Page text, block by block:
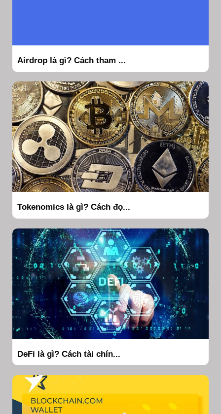
Airdrop là gì? Cách tham ...
Tokenomics là gì? Cách đọ...
DeFi là gì? Cách tài chín...